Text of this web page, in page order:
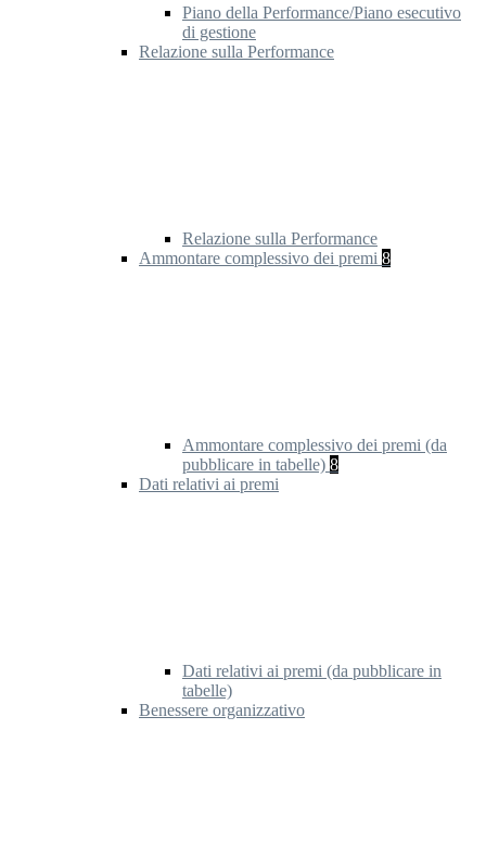
Piano della Performance/Piano esecutivo
di gestione
Relazione sulla Performance
Relazione sulla Performance
Ammontare complessivo dei premi 8
Ammontare complessivo dei premi (da
pubblicare in tabelle) 8
Dati relativi ai premi
Dati relativi ai premi (da pubblicare in
tabelle)
Benessere organizzativo